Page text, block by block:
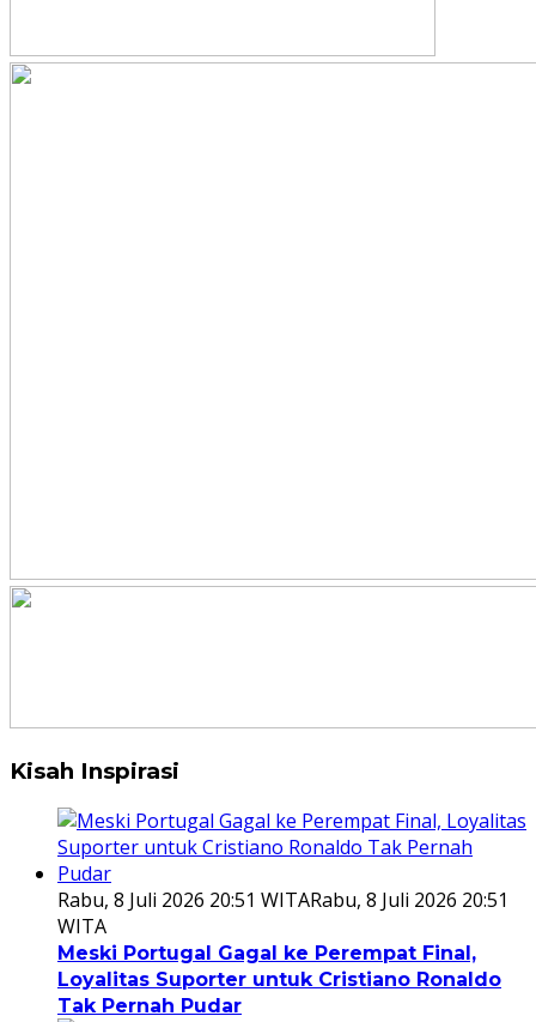
Kisah Inspirasi
Rabu, 8 Juli 2026 20:51 WITARabu, 8 Juli 2026 20:51
WITA
Meski Portugal Gagal ke Perempat Final,
Loyalitas Suporter untuk Cristiano Ronaldo
Tak Pernah Pudar